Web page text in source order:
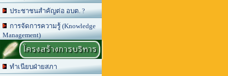
ประชาชนสำคัญต่อ อบต. ?
การจัดการความรู้ (Knowledge
Management)
โครงสร้างการบริหาร
ทำเนียบฝ่ายสภา